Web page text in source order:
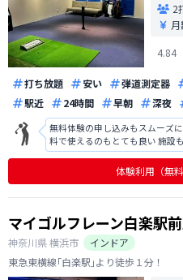
2
4.84
打ち放題 安い 弾道測定器
駅近
24時間 早朝 深夜
無料体験の申し込みもスムーズに出来ました。 パタ
料で使えるのもとても良い 施設も出来たばかりなのと、手入れがしっかり
されていてとても綺麗だった
体験利用（無
マイゴルフレーン白楽駅
神奈川県横浜市
インドア
東急東横線｢白楽駅｣より徒歩１分！